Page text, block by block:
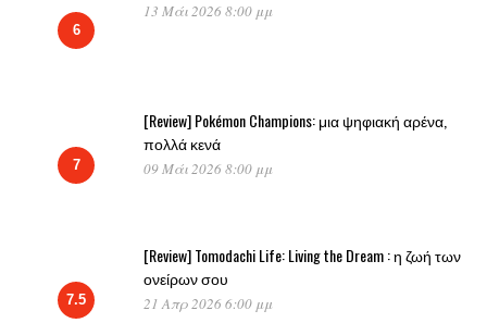
6
13 Μάι 2026 8:00 μμ
7
[Review] Pokémon Champions: μια ψηφιακή αρένα,
πολλά κενά
09 Μάι 2026 8:00 μμ
7.5
[Review] Tomodachi Life: Living the Dream : η ζωή των
ονείρων σου
21 Απρ 2026 6:00 μμ